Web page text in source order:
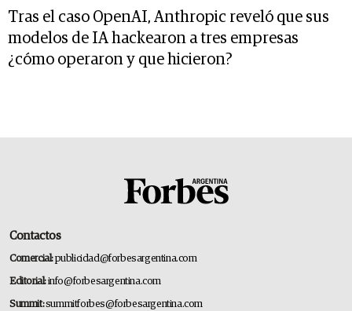
Tras el caso OpenAI, Anthropic reveló que sus
modelos de IA hackearon a tres empresas
¿cómo operaron y que hicieron?
Contactos
Comercial:publicidad@forbesargentina.com
Editorial:info@forbesargentina.com
Summit:summitforbes@forbesargentina.com